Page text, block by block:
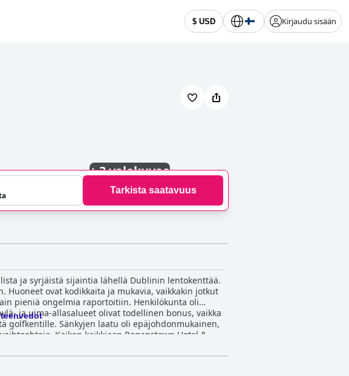
$ USD Kirjaudu sisään
+3 valokuvaa
Tarkista saatavuus
ja syrjäistä sijaintia lähellä Dublinin lentokenttää.
ovat kodikkaita ja mukavia, vaikkakin jotkut
pieniä ongelmia raportoitiin. Henkilökunta oli
ja uima-allasalueet olivat todellinen bonus, vaikka
golfkentille. Sänkyjen laatu oli epäjohdonmukainen,
Kaiken kaikkiaan Roganstown Hotel &